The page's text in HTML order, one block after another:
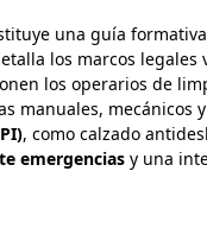
una guía
los marcos legales
los operarios de
manuales, mecánicos
, como calzado
emergencias y una